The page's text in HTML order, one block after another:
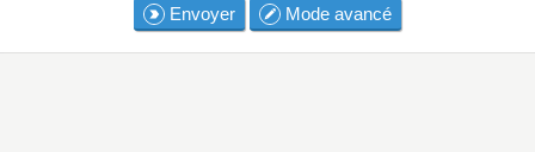
Envoyer Mode avancé